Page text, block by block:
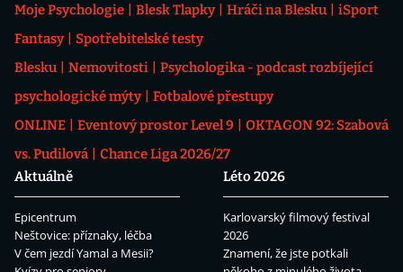
Moje Psychologie Blesk Tlapky Hráči na Blesku
iSport
Fantasy
Spotřebitelské testy
Blesku
Nemovitosti
Psychologika - podcast rozbíjející
psychologické mýty
Fotbalové přestupy
ONLINE
Eventový prostor Level 9
OKTAGON 92: Szabová
vs. Pudilová
Chance Liga 2026/27
Aktuálně
Epicentrum
Neštovice: příznaky, léčba
V čem jezdí Yamal a Mesii?
Léto 2026
Karlovarský filmový festival
2026
Znamení, že jste potkali